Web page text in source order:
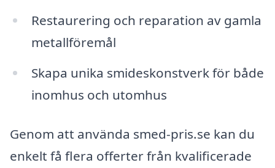
Restaurering och reparation av gamla
metallföremål
Skapa unika smideskonstverk för både
inomhus och utomhus
Genom att använda smed-pris.se kan du
enkelt få flera offerter från kvalificerade